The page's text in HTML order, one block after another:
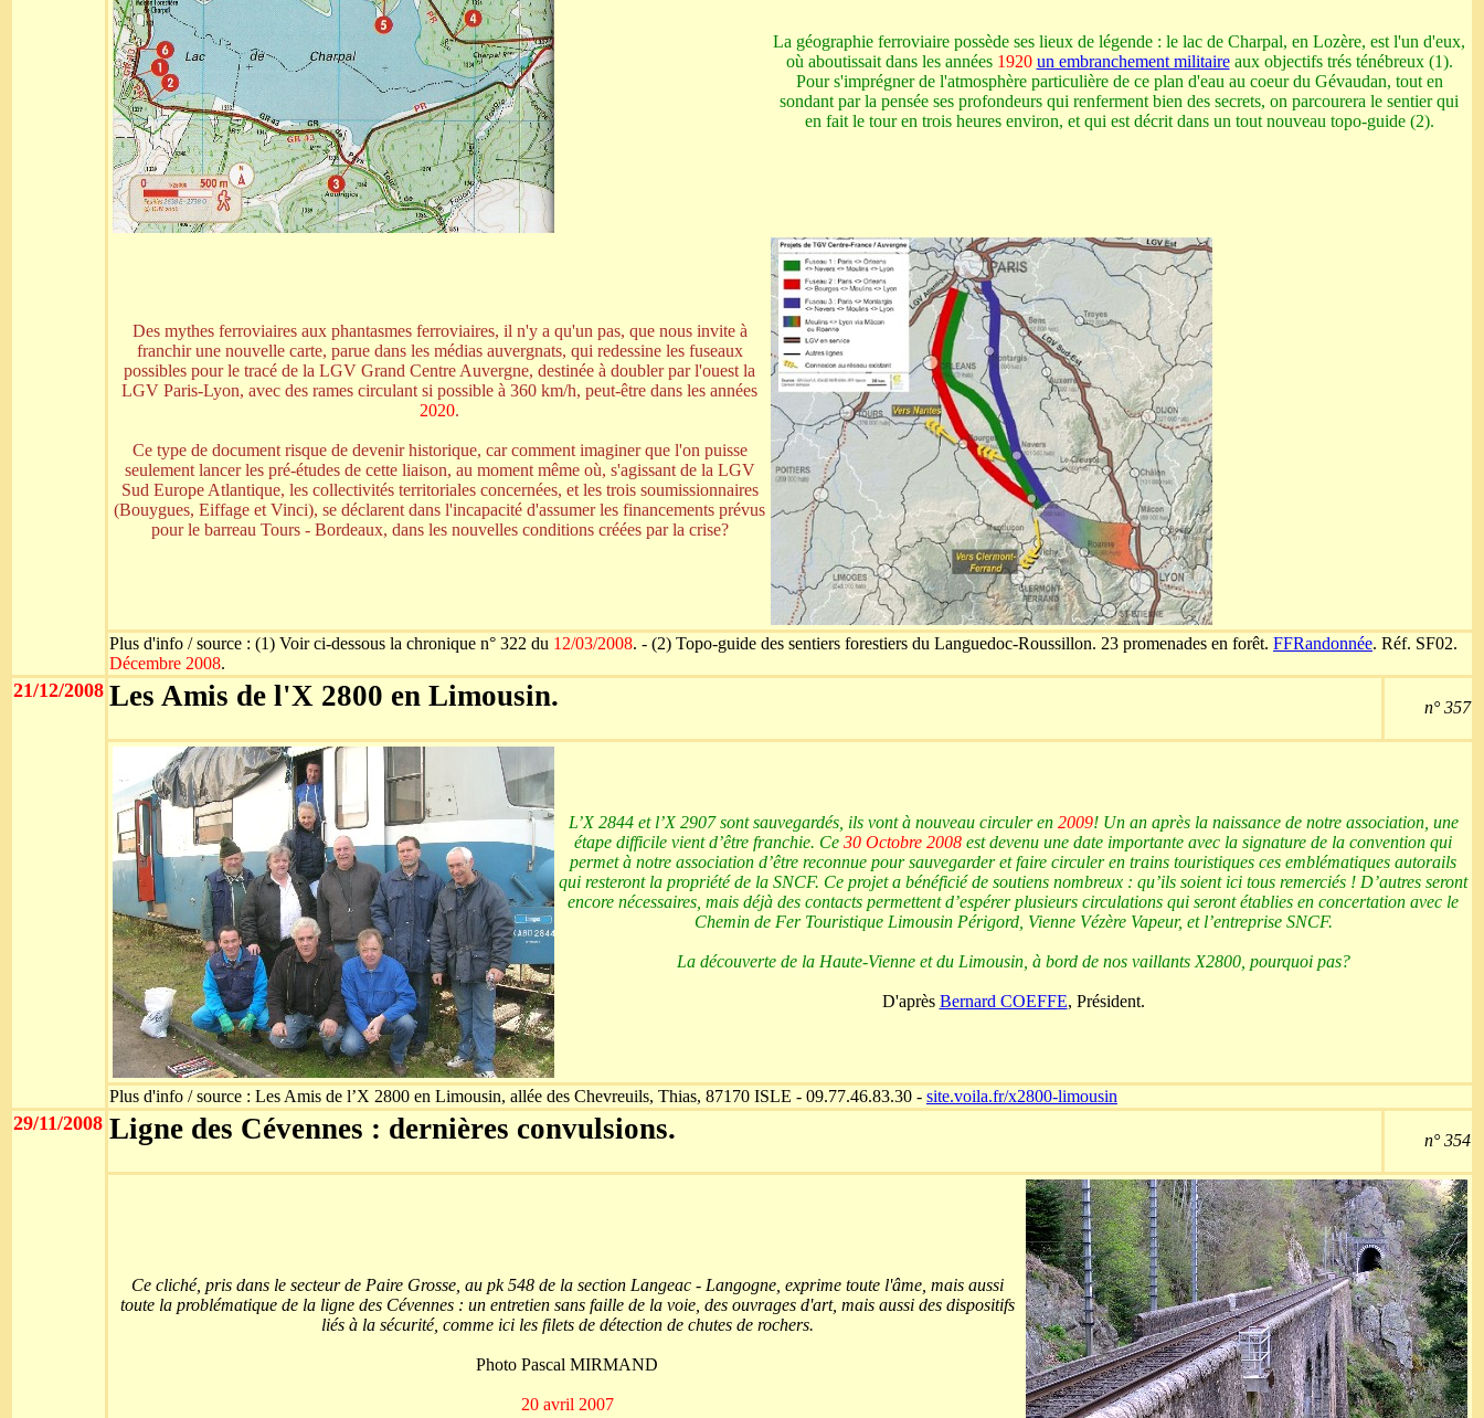
La géographie ferroviaire possède ses lieux de légende : le lac de Charpal, en Lozère, est l'un d'eux,
où aboutissait dans les années 1920 un embranchement militaireaux objectifs trés ténébreux (1).
Pour s'imprégner de l'atmosphère particulière de ce plan d'eau au coeur du Gévaudan, tout en
sondant par la pensée ses profondeurs qui renferment bien des secrets, on parcourera le sentier qui
en fait le tour en trois heures environ, et qui est décrit dans un tout nouveau topo-guide (2).
Des mythes ferroviaires aux phantasmes ferroviaires, il n'y a qu'un pas, que nous invite à
franchir une nouvelle carte, parue dans les médias auvergnats, qui redessine les fuseaux
possibles pour le tracé de la LGV Grand Centre Auvergne, destinée à doubler par l'ouest la
LGV Paris-Lyon, avec des rames circulant si possible à 360 km/h, peut-être dans les années
2020.
Ce type de document risque de devenir historique, car comment imaginer que l'on puisse
seulement lancer les pré-études de cette liaison, au moment même où, s'agissant de la LGV
Sud Europe Atlantique, les collectivités territoriales concernées, et les trois soumissionnaires
(Bouygues, Eiffage et Vinci), se déclarent dans l'incapacité d'assumer les financements prévus
pour le barreau Tours - Bordeaux, dans les nouvelles conditions créées par la crise?
Plus d'info / source : (1) Voir ci-dessous la chronique n° 322 du 12/03/2008. - (2) Topo-guide des sentiers forestiers du Languedoc-Roussillon. 23 promenades en forêt. FFRandonnée. Réf. SF02.
Décembre 2008.
21/12/2008 Les Amis de l'X 2800 en Limousin. n° 357
L’X 2844 et l’X 2907 sont sauvegardés, ils vont à nouveau circuler en 2009! Un an après la naissance de notre association, une
étape difficile vient d’être franchie. Ce 30 Octobre 2008 est devenu une date importante avec la signature de la convention qui
permet à notre association d’être reconnue pour sauvegarder et faire circuler en trains touristiques ces emblématiques autorails
qui resteront la propriété de la SNCF. Ce projet a bénéficié de soutiens nombreux : qu’ils soient ici tous remerciés ! D’autres seront
encore nécessaires, mais déjà des contacts permettent d’espérer plusieurs circulations qui seront établies en concertation avec le
Chemin de Fer Touristique Limousin Périgord, Vienne Vézère Vapeur, et l’entreprise SNCF.
La découverte de la Haute-Vienne et du Limousin, à bord de nos vaillants X2800, pourquoi pas?
D'après Bernard COEFFE, Président.
Plus d'info / source : Les Amis de l’X 2800 en Limousin, allée des Chevreuils, Thias, 87170 ISLE - 09.77.46.83.30 - site.voila.fr/x2800-limousin
29/11/2008 Ligne des Cévennes : dernières convulsions. n° 354
Ce cliché, pris dans le secteur de Paire Grosse, au pk 548 de la section Langeac - Langogne, exprime toute l'âme, mais aussi
toute la problématique de la ligne des Cévennes : un entretien sans faille de la voie, des ouvrages d'art, mais aussi des dispositifs
liés à la sécurité, comme ici les filets de détection de chutes de rochers.
Photo Pascal MIRMAND
20 avril 2007